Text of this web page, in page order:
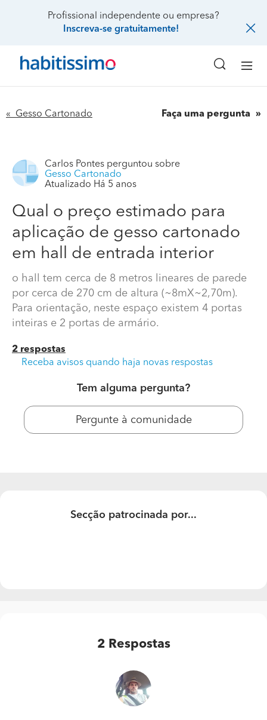
Profissional independente ou empresa?
Inscreva-se gratuitamente!
« Gesso Cartonado Faça uma pergunta
Qual o preço estimado para aplicação de gesso
cartonado em hall de entrada interior
Carlos Pontes perguntou sobre
Gesso Cartonado
Atualizado Há 5 anos
Qual o preço estimado para
aplicação de gesso cartonado
em hall de entrada interior
o hall tem cerca de 8 metros lineares de parede
por cerca de 270 cm de altura (~8mX~2,70m).
Para orientação, neste espaço existem 4 portas
inteiras e 2 portas de armário.
2 respostas
Receba avisos quando haja novas respostas
Tem alguma pergunta?
Pergunte à comunidade
Secção patrocinada por...
2 Respostas